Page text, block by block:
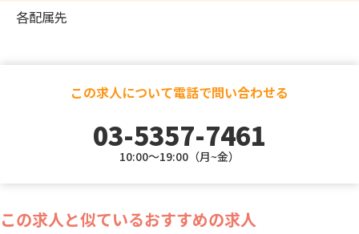
各配属先
この求人について電話で問い合わせる
03-5357-7461
10:00～19:00（月~金）
この求人と似ているおすすめの求人